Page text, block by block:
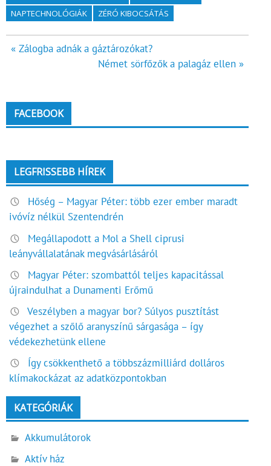
NAPTECHNOLÓGIÁK
ZÉRÓ KIBOCSÁTÁS
Bejegyzés
« Zálogba adnák a gáztározókat?
Német sörfőzők a palagáz ellen »
FACEBOOK
LEGFRISSEBB HÍREK
Hőség – Magyar Péter: több ezer ember maradt
ivóvíz nélkül Szentendrén
Megállapodott a Mol a Shell ciprusi
leányvállalatának megvásárlásáról
Magyar Péter: szombattól teljes kapacitással
újraindulhat a Dunamenti Erőmű
Veszélyben a magyar bor? Súlyos pusztítást
végezhet a szőlő aranyszínű sárgasága – így
védekezhetünk ellene
Így csökkenthető a többszázmilliárd dolláros
klímakockázat az adatközpontokban
KATEGÓRIÁK
Akkumulátorok
Aktív ház